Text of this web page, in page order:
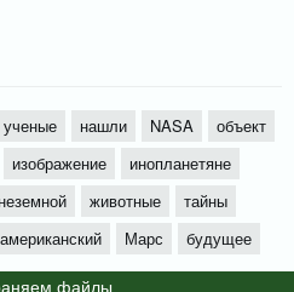
файлы
ученые нашли NASA
объект
изображение
инопланетяне
животные
тайны
американский Марс
будущее